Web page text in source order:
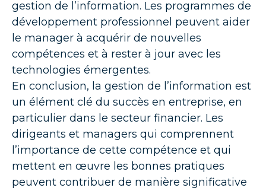
gestion de l’information. Les programmes de
développement professionnel peuvent aider
le manager à acquérir de nouvelles
compétences et à rester à jour avec les
technologies émergentes.
En conclusion, la gestion de l’information est
un élément clé du succès en entreprise, en
particulier dans le secteur financier. Les
dirigeants et managers qui comprennent
l’importance de cette compétence et qui
mettent en œuvre les bonnes pratiques
peuvent contribuer de manière significative